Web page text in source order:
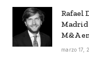
Rafael
Madrid
M&A
marzo 17,